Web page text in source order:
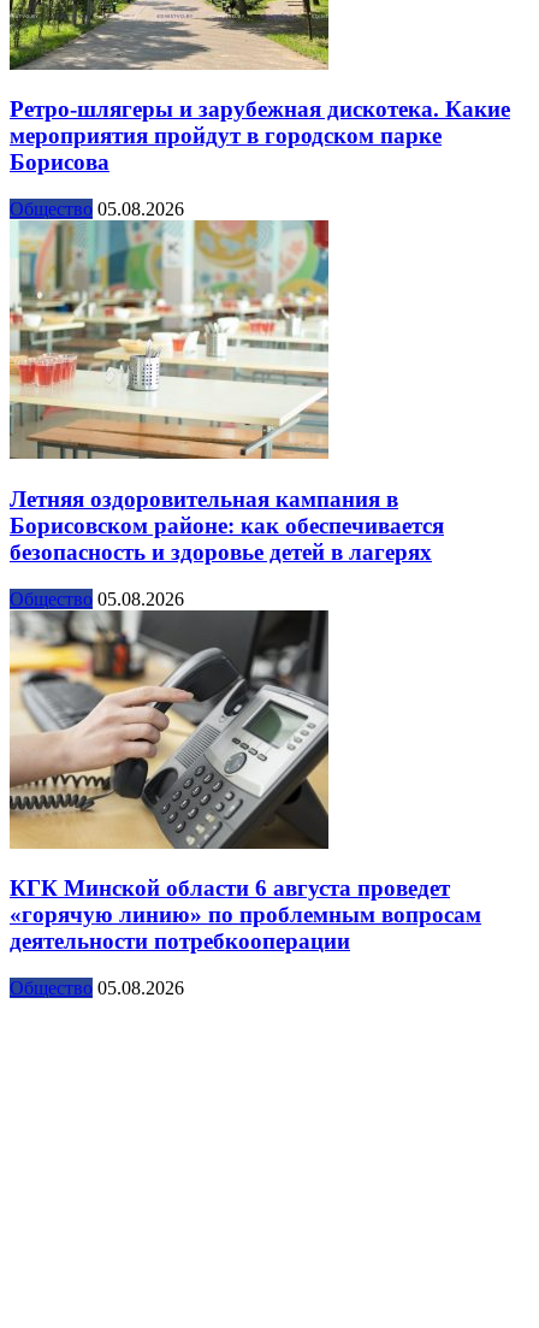
Ретро-шлягеры и зарубежная дискотека. Какие
мероприятия пройдут в городском парке
Борисова
Общество 05.08.2026
Летняя оздоровительная кампания в
Борисовском районе: как обеспечивается
безопасность и здоровье детей в лагерях
Общество 05.08.2026
КГК Минской области 6 августа проведет
«горячую линию» по проблемным вопросам
деятельности потребкооперации
Общество 05.08.2026